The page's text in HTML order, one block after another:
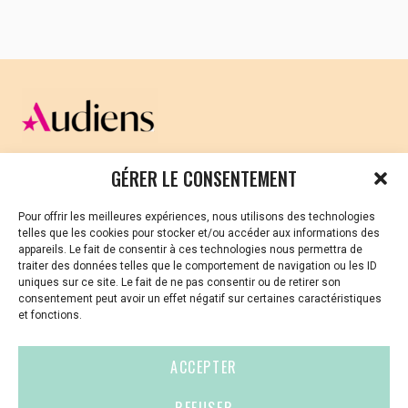
GÉRER LE CONSENTEMENT
Pour offrir les meilleures expériences, nous utilisons des technologies
telles que les cookies pour stocker et/ou accéder aux informations des
appareils. Le fait de consentir à ces technologies nous permettra de
traiter des données telles que le comportement de navigation ou les ID
uniques sur ce site. Le fait de ne pas consentir ou de retirer son
consentement peut avoir un effet négatif sur certaines caractéristiques
et fonctions.
ACCEPTER
Saint-Brieuc…………….Lun 27 nov – 20H30
Le Club 6
Guingamp…………Mar 28 nov – 20H30 –
Les Korrigans avec La Toile d’Art est née
Lannion…………………..Mer 29 nov – 20H30
–Les Baladins
Morlaix……………………Jeu 30 nov – 20H30 –
Saint-Renan…………….Ven 1er déc – 20H30
CELLULE D’ÉCOUTE ET DE SOUTIEN PSYCHOLOGIQUE ET
Vous avez été témoin ou vous êtes victime de VSS ? Ou
vous êtes référent·es harcèlement en besoin de soutien
ou d’informations ?
01 87 20 30 90
violences-sexuelles-culture@audiens.org